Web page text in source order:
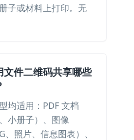
子或材料上打印。无
文件二维码共享哪些
均适用：PDF 文档
小册子）、图像
、照片、信息图表）、